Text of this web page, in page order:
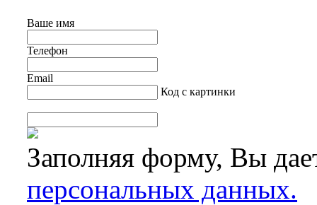
Ваше имя
Телефон
Email
Код с картинки
Заполняя форму, Вы
персональных данных.